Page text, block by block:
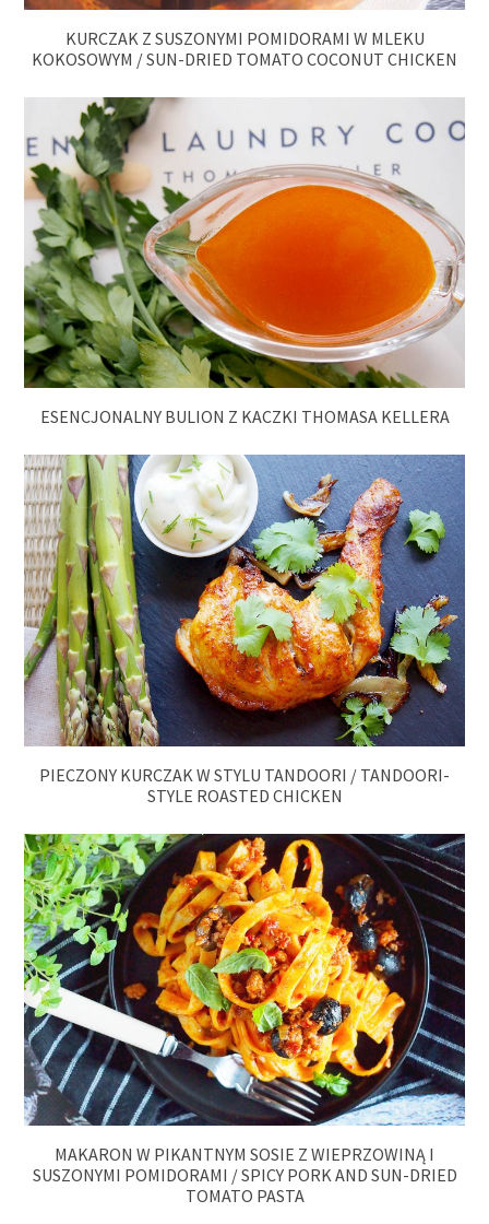
KURCZAK Z SUSZONYMI POMIDORAMI W MLEKU
KOKOSOWYM / SUN-DRIED TOMATO COCONUT CHICKEN
ESENCJONALNY BULION Z KACZKI THOMASA KELLERA
PIECZONY KURCZAK W STYLU TANDOORI / TANDOORI-
STYLE ROASTED CHICKEN
MAKARON W PIKANTNYM SOSIE Z WIEPRZOWINĄ I
SUSZONYMI POMIDORAMI / SPICY PORK AND SUN-DRIED
TOMATO PASTA